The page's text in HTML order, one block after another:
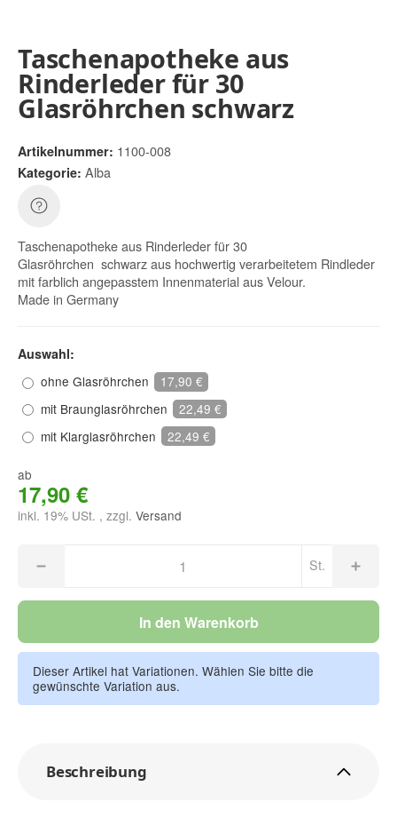
Taschenapotheke aus
Rinderleder für 30
Glasröhrchen schwarz
Artikelnummer: 1100-008
Kategorie: Alba
Taschenapotheke aus Rinderleder für 30
Glasröhrchen schwarz aus hochwertig verarbeitetem Rindleder
mit farblich angepasstem Innenmaterial aus Velour.
Made in Germany
Auswahl:
ohne Glasröhrchen
17,90 €
mit Braunglasröhrchen
22,49 €
mit Klarglasröhrchen
22,49 €
ab
17,90 €
inkl. 19% USt. , zzgl. Versand
St.
In den Warenkorb
Dieser Artikel hat Variationen. Wählen Sie bitte die
gewünschte Variation aus.
Beschreibung